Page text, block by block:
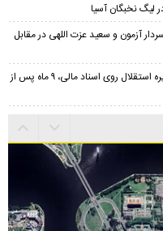
آزمون و سعید عزت اللهی در مقابل
شوک جدید به استقلال/ امضای عضو هیئت مدیره استقلال روی اسناد مالی، ۹ ماه پس از